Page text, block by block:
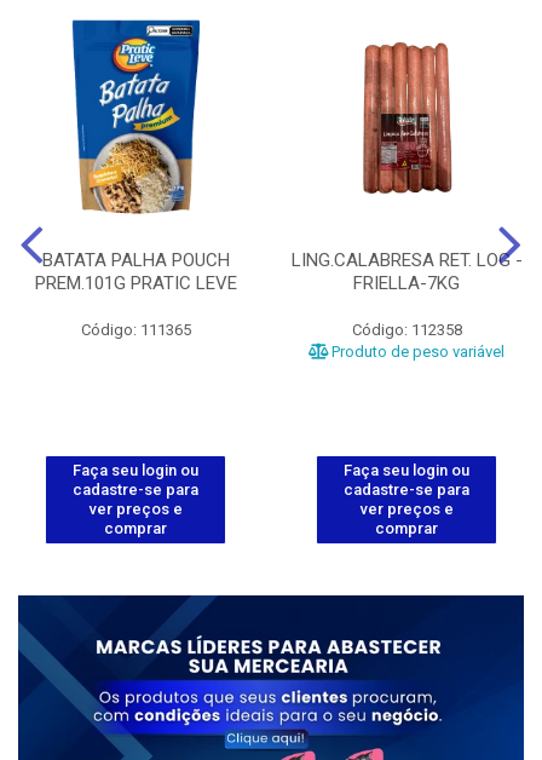
BATATA PALHA POUCH
PREM.101G PRATIC LEVE
Código: 111365
Faça seu login ou
cadastre-se para
ver preços e
comprar
LING.CALABRESA RET. LOG -
FRIELLA-7KG
Código: 112358
Produto de peso variável
Faça seu login ou
cadastre-se para
ver preços e
comprar